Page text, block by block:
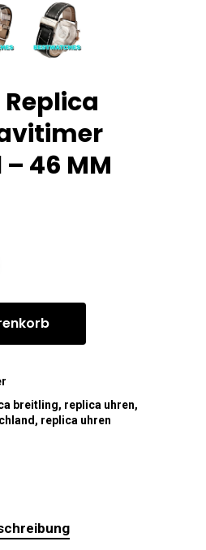
– 46 MM
breitling, replica uhren,
, replica uhren